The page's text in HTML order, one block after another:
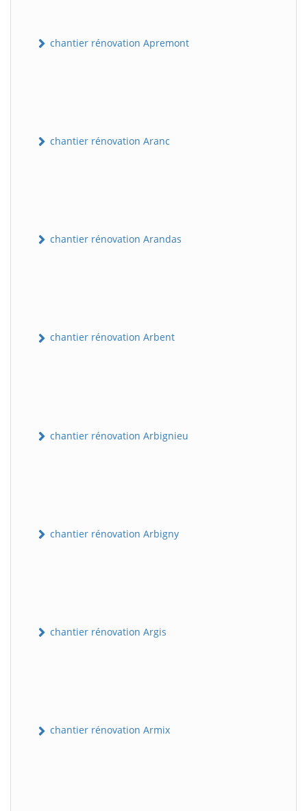
chantier rénovation Apremont
chantier rénovation Aranc
chantier rénovation Arandas
chantier rénovation Arbent
chantier rénovation Arbignieu
chantier rénovation Arbigny
chantier rénovation Argis
chantier rénovation Armix